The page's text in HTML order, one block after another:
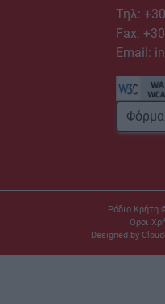
Τηλ:
Fax:
Email:
Φόρμα
Ράδιο Κρήτη
Όροι
Designed by